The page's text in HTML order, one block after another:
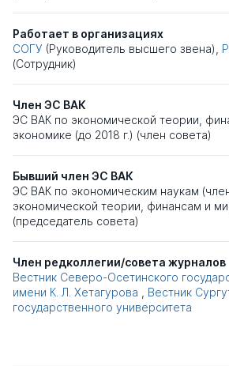
Работает в организациях
СОГУ (Руководитель высшего звена),
(Сотрудник)
Член ЭС ВАК
ЭС ВАК по экономической теории,
экономике (до 2018 г.) (член совета)
Бывший член ЭС ВАК
ЭС ВАК по экономическим наукам
экономической теории, финансам и
(председатель совета)
Член редколлегии/совета журналов
Вестник Северо-Осетинского
имени К. Л. Хетагурова
Вестник
государственного университета